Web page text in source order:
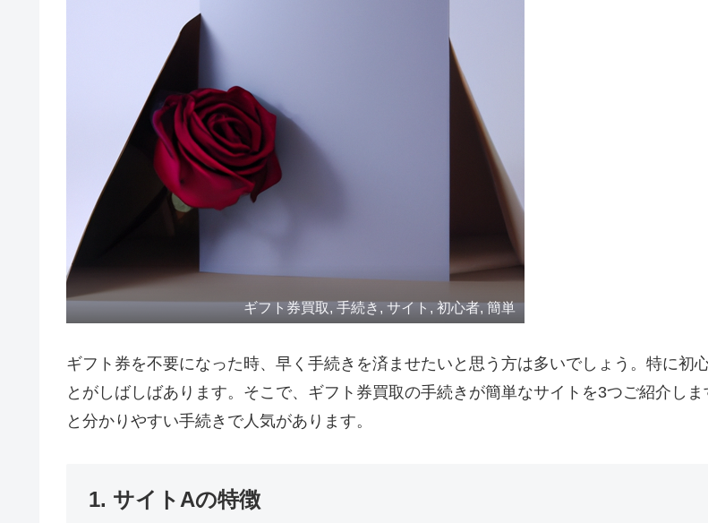
ギフト券買取, 手続き, サイト, 初心者, 簡単
ギフト券を不要になった時、早く手続きを済ませたいと思う方は多いでしょう。特に初
とがしばしばあります。そこで、ギフト券買取の手続きが簡単なサイトを3つご紹介し
と分かりやすい手続きで人気があります。
1. サイトAの特徴